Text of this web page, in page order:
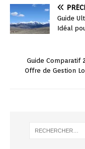
Guide
Idéal
Guide Comparatif
Offre de Gestion